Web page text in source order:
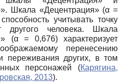
Шкала «Децентрация» (α =
учитывать точку
человека. Шкала
(α = 0,676) характеризует
перенесению
переживания других, в том
персонажей (Карягина,
2013).